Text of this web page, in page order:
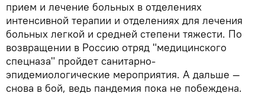
прием и лечение больных в отделениях
интенсивной терапии и отделениях для лечения
больных легкой и средней степени тяжести. По
возвращении в Россию отряд "медицинского
спецназа" пройдет санитарно-
эпидемиологические мероприятия. А дальше —
снова в бой, ведь пандемия пока не побеждена.